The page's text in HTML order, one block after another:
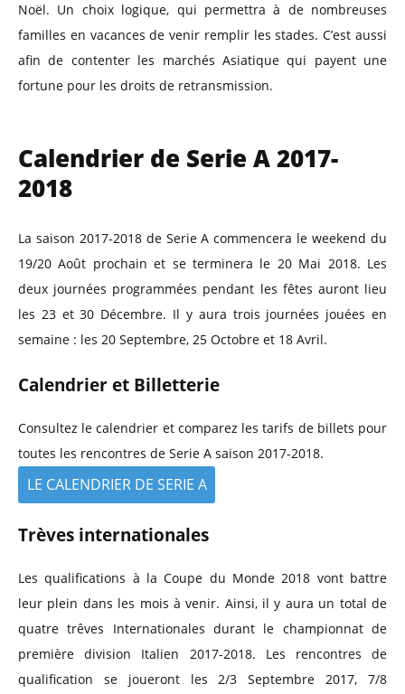
Noël. Un choix logique, qui permettra à de nombreuses
familles en vacances de venir remplir les stades. C’est aussi
afin de contenter les marchés Asiatique qui payent une
fortune pour les droits de retransmission.
Calendrier de Serie A 2017-
2018
La saison 2017-2018 de Serie A commencera le weekend du
19/20 Août prochain et se terminera le 20 Mai 2018. Les
deux journées programmées pendant les fêtes auront lieu
les 23 et 30 Décembre. Il y aura trois journées jouées en
semaine : les 20 Septembre, 25 Octobre et 18 Avril.
Calendrier et Billetterie
Consultez le calendrier et comparez les tarifs de billets pour
toutes les rencontres de Serie A saison 2017-2018.
LE CALENDRIER DE SERIE A
Trèves internationales
Les qualifications à la Coupe du Monde 2018 vont battre
leur plein dans les mois à venir. Ainsi, il y aura un total de
quatre trêves Internationales durant le championnat de
première division Italien 2017-2018. Les rencontres de
qualification se joueront les 2/3 Septembre 2017, 7/8